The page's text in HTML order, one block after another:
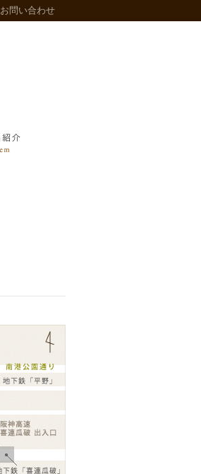
お問い合わせ